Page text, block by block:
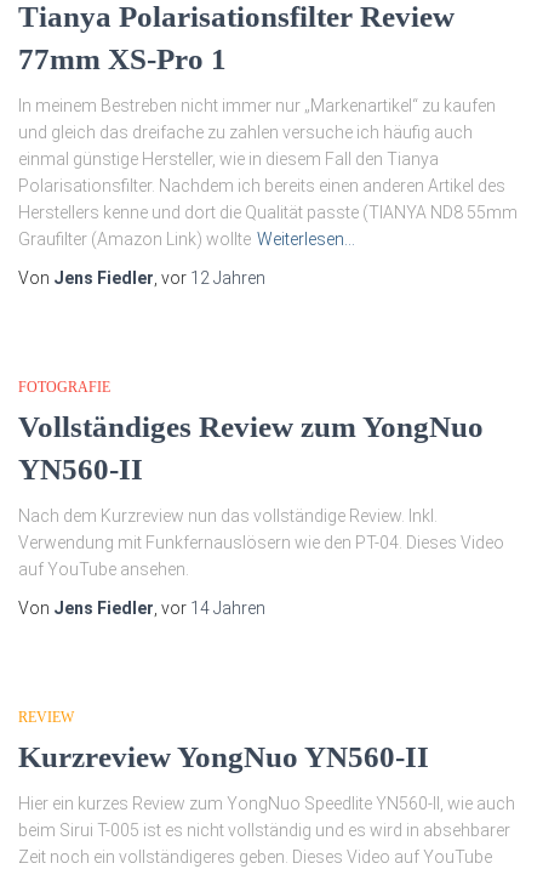
Tianya Polarisationsfilter Review
77mm XS-Pro 1
In meinem Bestreben nicht immer nur „Markenartikel“ zu kaufen
und gleich das dreifache zu zahlen versuche ich häufig auch
einmal günstige Hersteller, wie in diesem Fall den Tianya
Polarisationsfilter. Nachdem ich bereits einen anderen Artikel des
Herstellers kenne und dort die Qualität passte (TIANYA ND8 55mm
Graufilter (Amazon Link) wollte Weiterlesen…
Von Jens Fiedler, vor 12 Jahren
FOTOGRAFIE
Vollständiges Review zum YongNuo
YN560-II
Nach dem Kurzreview nun das vollständige Review. Inkl.
Verwendung mit Funkfernauslösern wie den PT-04. Dieses Video
auf YouTube ansehen.
Von Jens Fiedler, vor 14 Jahren
REVIEW
Kurzreview YongNuo YN560-II
Hier ein kurzes Review zum YongNuo Speedlite YN560-II, wie auch
beim Sirui T-005 ist es nicht vollständig und es wird in absehbarer
Zeit noch ein vollständigeres geben. Dieses Video auf YouTube